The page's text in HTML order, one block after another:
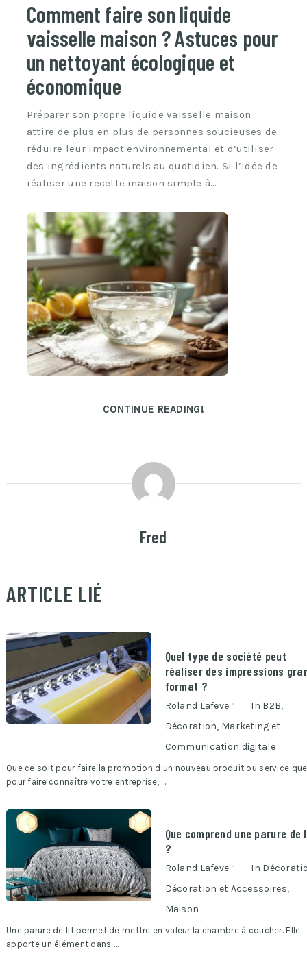
Comment faire son liquide
vaisselle maison ? Astuces pour
un nettoyant écologique et
économique
Préparer son propre liquide vaisselle maison
attire de plus en plus de personnes soucieuses de
réduire leur impact environnemental et d’utiliser
des ingrédients naturels au quotidien. Si l’idée de
réaliser une recette maison simple à…
CONTINUE READING!
Fred
ARTICLE LIÉ
Quel type de société peut
réaliser des impressions
format ?
Roland Lafeve In B2B,
Décoration, Marketing et
Communication digitale
Que ce soit pour faire la promotion d’un nouveau produit ou service que
pour faire connaître votre entreprise, …
Que comprend une parure de
?
Roland Lafeve In
Décoration et Accessoires,
Maison
Une parure de lit permet de mettre en valeur la chambre à coucher. Elle
apporte un élément dans …